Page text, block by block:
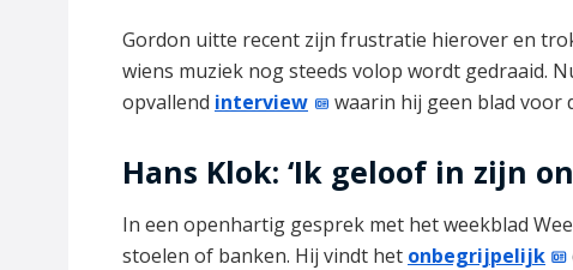
Gordon uitte recent zijn frustratie hierover en
wiens muziek nog steeds volop wordt gedraaid.
opvallend interview waarin hij geen blad voor
Hans Klok: ‘Ik geloof in zijn
In een openhartig gesprek met het weekblad
stoelen of banken. Hij vindt het onbegrijpelijk